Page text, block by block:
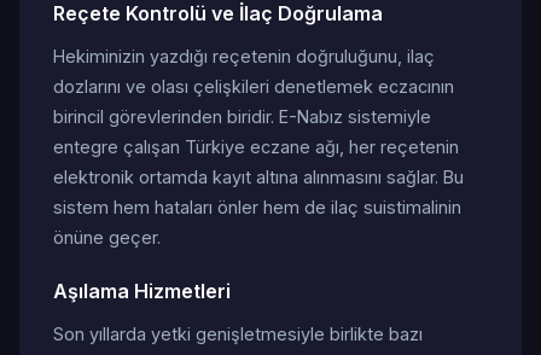
Reçete Kontrolü ve İlaç Doğrulama
Hekiminizin yazdığı reçetenin doğruluğunu, ilaç
dozlarını ve olası çelişkileri denetlemek eczacının
birincil görevlerinden biridir. E-Nabız sistemiyle
entegre çalışan Türkiye eczane ağı, her reçetenin
elektronik ortamda kayıt altına alınmasını sağlar. Bu
sistem hem hataları önler hem de ilaç suistimalinin
önüne geçer.
Aşılama Hizmetleri
Son yıllarda yetki genişletmesiyle birlikte bazı